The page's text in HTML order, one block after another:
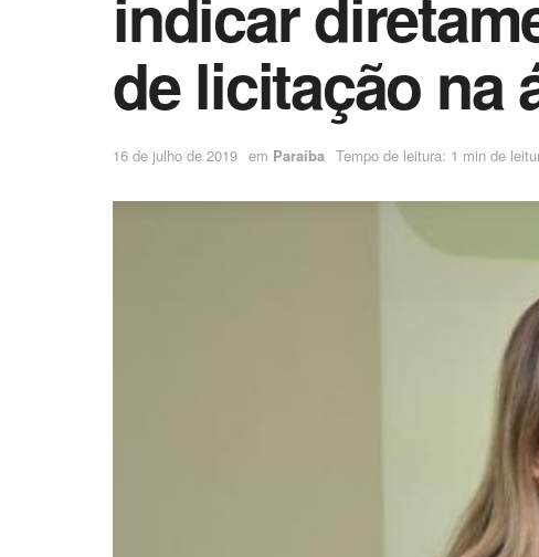
de licitação na
16 de julho de 2019 em Paraíba Tempo de leitura: 1 min de